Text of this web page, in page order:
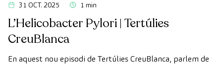
31 OCT. 2025 1 min
L’Helicobacter Pylori | Tertúlies
CreuBlanca
En aquest nou episodi de Tertúlies CreuBlanca, parlem de